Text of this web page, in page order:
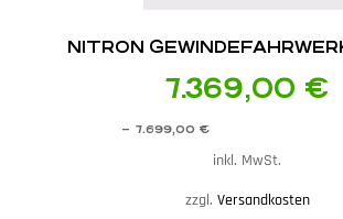
NITRON
7.369,00 €
– 7.699,00 €
inkl. MwSt.
zzgl. Versandkosten